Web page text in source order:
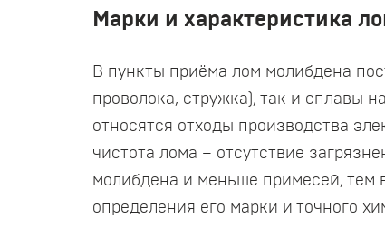
Марки и характеристика
В пункты приёма лом молибдена
проволока, стружка), так и сплавы
относятся отходы производства
чистота лома – отсутствие
молибдена и меньше примесей, тем
определения его марки и точного